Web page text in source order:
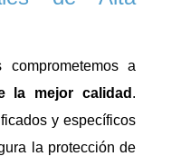
a
la mejor calidad .
y específicos
la protección de